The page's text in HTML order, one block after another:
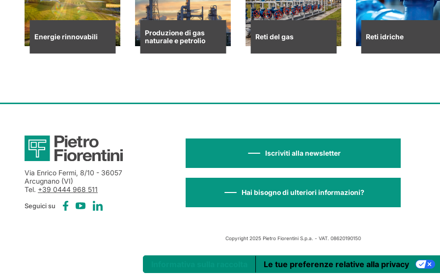
Energie rinnovabili
Produzione di gas
naturale e petrolio
Reti del gas Reti idriche
Via Enrico Fermi, 8/10 - 36057
Arcugnano (VI)
Tel. +39 0444 968 511
Seguici su
Iscriviti alla newsletter
Hai bisogno di ulteriori informazioni?
Copyright 2025 Pietro Fiorentini S.p.a. - VAT. 08620190150
Le tue preferenze relative alla privacy